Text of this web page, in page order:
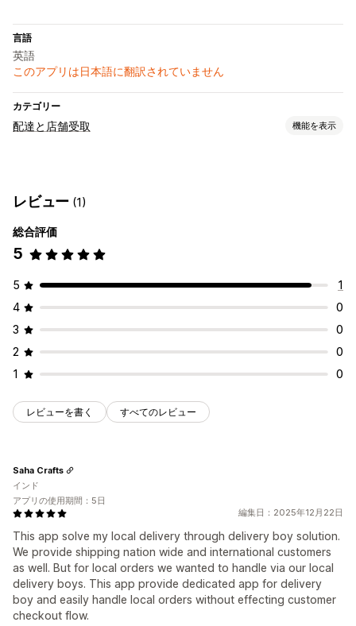
言語
英語
このアプリは日本語に翻訳されていません
カテゴリー
配達と店舗受取 機能を表示
準備時間
リアルタイム追跡
配送マップ メール通知 ドライバー追跡 注文追跡
レビュー (1)
総合評価
5
5
1
4
0
3
0
2
0
1
0
レビューを書く すべてのレビュー
編集日：2025年12月22日
This app solve my local delivery through delivery boy solution.
We provide shipping nation wide and international customers
as well. But for local orders we wanted to handle via our local
delivery boys. This app provide dedicated app for delivery
boy and easily handle local orders without effecting customer
checkout flow.
Saha Crafts
インド
アプリの使用期間：5日